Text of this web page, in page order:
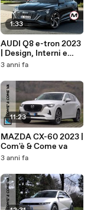
1:33
AUDI Q8 e-tron 2023
| Design, Interni e
Guida del del SUV
3 anni fa
11:23
MAZDA CX-60 2023 |
Com'è & Come va
3 anni fa